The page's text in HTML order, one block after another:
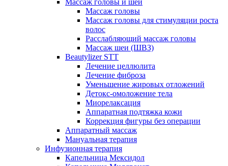
Массаж головы и шеи
Массаж головы
Массаж головы для стимуляции роста
волос
Расслабляющий массаж головы
Массаж шеи (ШВЗ)
Beautylizer STT
Лечение целлюлита
Лечение фиброза
Уменьшение жировых отложений
Детокс-омоложение тела
Миорелаксация
Аппаратная подтяжка кожи
Коррекция фигуры без операции
Аппаратный массаж
Мануальная терапия
Инфузионная терапия
Капельница Мексидол